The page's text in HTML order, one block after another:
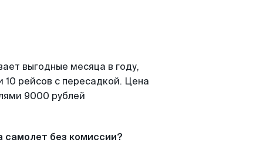
выгодные месяца в году,
рейсов с пересадкой. Цена
9000 рублей
самолет без комиссии?